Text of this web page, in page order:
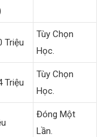
Triệu
Tùy Chọn
Học.
Triệu
Tùy Chọn
Học.
Đóng Một
Lần.